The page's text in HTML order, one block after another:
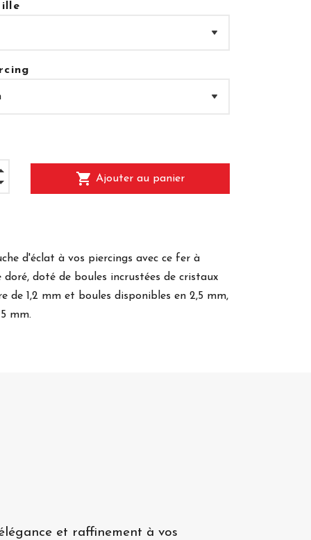
shopping_cart Ajouter au panier
d'éclat à vos piercings avec ce fer à
doté de boules incrustées de cristaux
de 1,2 mm et boules disponibles en 2,5 mm,
mm.
et raffinement à vos